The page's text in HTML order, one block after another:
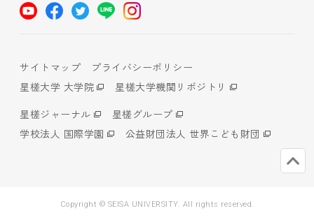
サイトマップ
プライバシーポリシー
星槎大学 大学院
星槎大学機関リポジトリ
星槎ジャーナル
星槎グループ
学校法人 国際学園
公益財団法人 世界こども財団
Copyright © SEISA UNIVERSITY. All rights reserved.